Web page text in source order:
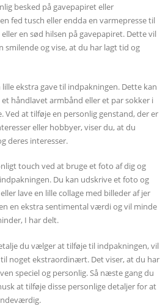
besked på gavepapiret eller
fed tusch eller endda en varmepresse til
en sød hilsen på gavepapiret. Dette vil
smilende og vise, at du har lagt tid og
ekstra gave til indpakningen. Dette kan
håndlavet armbånd eller et par sokker i
Ved at tilføje en personlig genstand, der er
eller hobbyer, viser du, at du
deres interesser.
touch ved at bruge et foto af dig og
Du kan udskrive et foto og
lave en lille collage med billeder af jer
en ekstra sentimental værdi og vil minde
I har delt.
du vælger at tilføje til indpakningen, vil
noget ekstraordinært. Det viser, at du har
speciel og personlig. Så næste gang du
at tilføje disse personlige detaljer for at